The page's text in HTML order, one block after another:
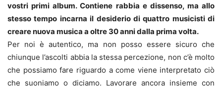
vostri primi album. Contiene rabbia e dissenso, ma allo
stesso tempo incarna il desiderio di quattro musicisti di
creare nuova musica a oltre 30 anni dalla prima volta.
Per noi è autentico, ma non posso essere sicuro che
chiunque l’ascolti abbia la stessa percezione, non c’è molto
che possiamo fare riguardo a come viene interpretato ciò
che suoniamo o diciamo. Lavorare ancora insieme con